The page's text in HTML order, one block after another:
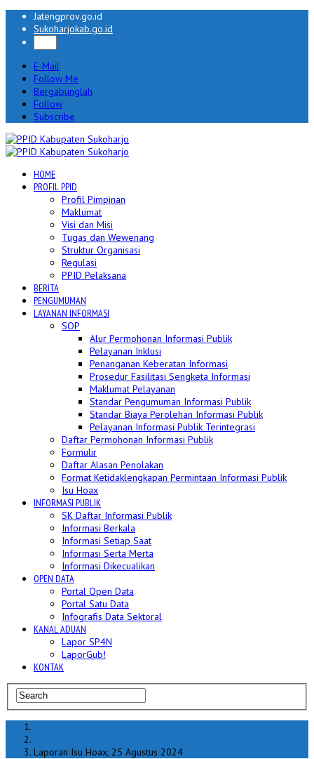
Jatengprov.go.id
Sukoharjokab.go.id
E-Mail
Follow Me
Bergabunglah
Follow
Subscribe
HOME
PROFIL PPID
Profil Pimpinan
Maklumat
Visi dan Misi
Tugas dan Wewenang
Struktur Organisasi
Regulasi
PPID Pelaksana
BERITA
PENGUMUMAN
LAYANAN INFORMASI
SOP
Alur Permohonan Informasi Publik
Pelayanan Inklusi
Penanganan Keberatan Informasi
Prosedur Fasilitasi Sengketa Informasi
Maklumat Pelayanan
Standar Pengumuman Informasi Publik
Standar Biaya Perolehan Informasi Publik
Pelayanan Informasi Publik Terintegrasi
Daftar Permohonan Informasi Publik
Formulir
Daftar Alasan Penolakan
Format Ketidaklengkapan Permintaan Informasi Publik
Isu Hoax
INFORMASI PUBLIK
SK Daftar Informasi Publik
Informasi Berkala
Informasi Setiap Saat
Informasi Serta Merta
Informasi Dikecualikan
OPEN DATA
Portal Open Data
Portal Satu Data
Infografis Data Sektoral
KANAL ADUAN
Lapor SP4N
LaporGub!
KONTAK
Laporan Isu Hoax, 25 Agustus 2024